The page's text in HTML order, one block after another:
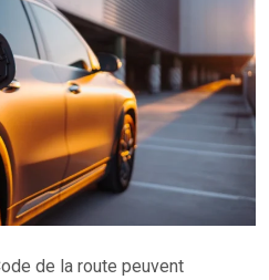
de la route peuvent